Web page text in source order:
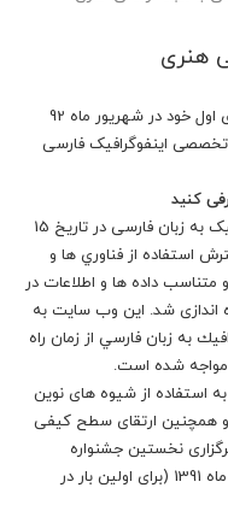
هنری
مجله ی زندگی هنری living of art در شماره ی اول خود در شهریور ماه 92
اینفوگرافیک فارسی
کنید
وب سايت نخستین مرجع تخصصی اینفوگرافیک به زبان فارسی در تاريخ 15
و گسترش استفاده از فناوري ها و
داده ها و اطلاعات در
اندازی شد. اين وب سايت به
به زبان فارسي از زمان راه
مواجه شده است.
استفاده از شیوه های نوین
همچنین ارتقای سطح کیفی
نخستین جشنواره
اینفوگرافیک فارسی – داده های رنگی در آبان ماه 1391 (برای اولین بار در